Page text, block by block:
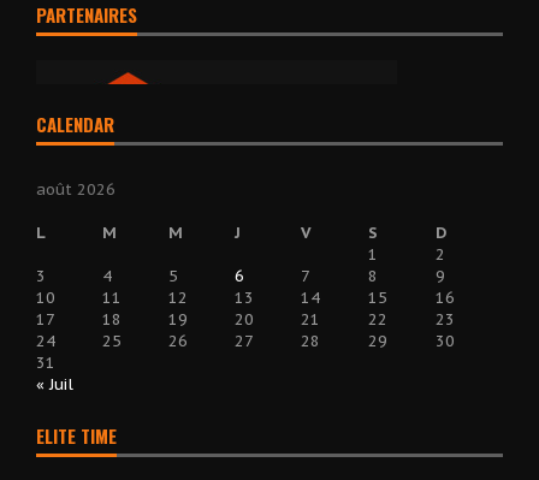
PARTENAIRES
CALENDAR
août 2026
L M M J V S
D
1
2
3
4 5 6 7 8
9
10
11 12 13 14 15
16
17
18 19 20 21 22
23
24
25 26 27 28 29
30
31
« Juil
ELITE TIME